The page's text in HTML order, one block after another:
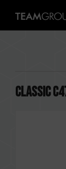
CLASSIC